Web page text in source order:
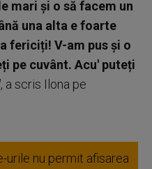
mari și o să facem un
una alta e foarte
fericiți! V-am pus și o
pe cuvânt. Acu' puteți
, a scris Ilona pe
urile nu permit afisarea